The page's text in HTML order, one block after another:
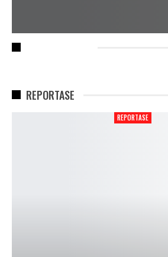
REPORTASE
REPORTASE